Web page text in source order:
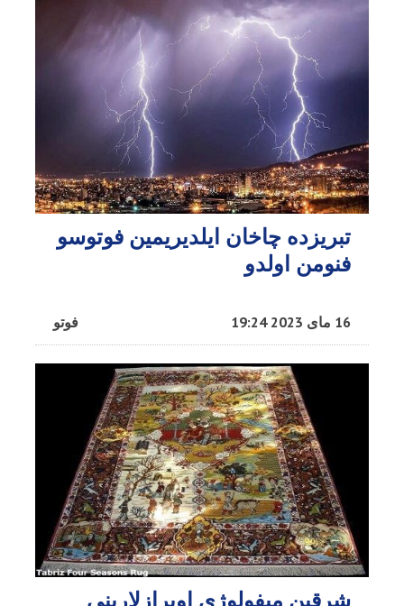
تبریزده چاخان ایلدیریمین فوتوسو
فنومن اولدو
فوتو 16 مای 2023 19:24
شرقین میفولوژی اوبرازلارینی